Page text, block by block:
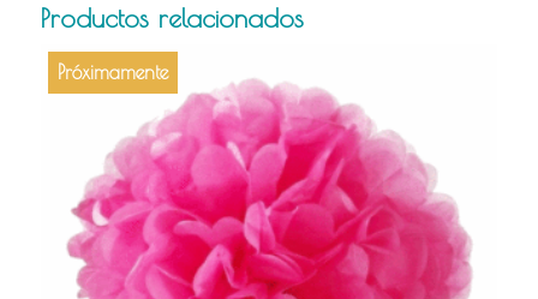
Productos relacionados
Próximamente